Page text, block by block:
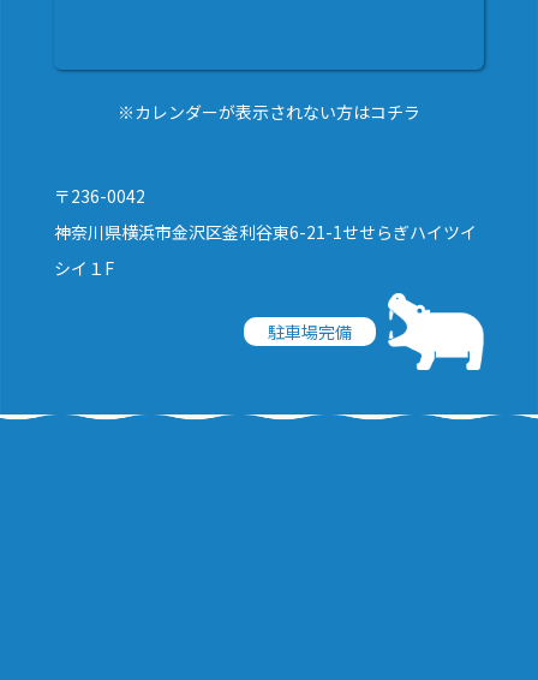
※カレンダーが表示されない方はコチラ
〒236-0042
神奈川県横浜市金沢区釜利谷東6-21-1せせらぎハイツイ
シイ１F
駐車場完備